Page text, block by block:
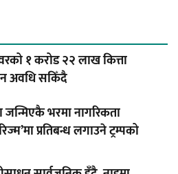
१ करोड २२ लाख कित्ता
अवधि सकिँदै
भरमा नागरिकता
प्रतिबन्ध लगाउने ट्रम्पको